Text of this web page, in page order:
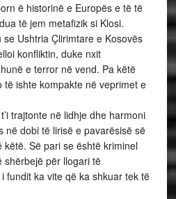
ë historinë e Europës e të të
të jem metafizik si Klosi.
Ushtria Çlirimtare e Kosovës
konfliktin, duke nxit
e terror në vend. Pa këtë
të ishte kompakte në veprimet e
trajtonte në lidhje dhe harmoni
në dobi të lirisë e pavarësisë së
Së pari se është kriminel
shërbejë për llogari të
fundit ka vite që ka shkuar tek të